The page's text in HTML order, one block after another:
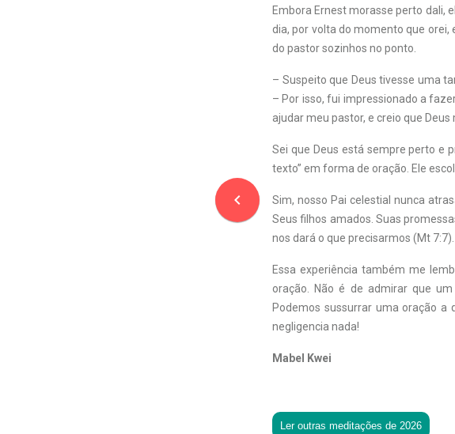
navigate_before
Embora Ernest morasse perto dali,
dia, por volta do momento que
do pastor sozinhos no ponto.
– Suspeito que Deus tivesse uma
– Por isso, fui impressionado a
ajudar meu pastor, e creio que
Sei que Deus está sempre perto e
texto” em forma de oração. Ele
Sim, nosso Pai celestial nunca
Seus filhos amados. Suas
nos dará o que precisarmos (Mt 7:7).
Essa experiência também me
oração. Não é de admirar que
Podemos sussurrar uma oração a
negligencia nada!
Mabel Kwei
Ler outras meditações de 2026